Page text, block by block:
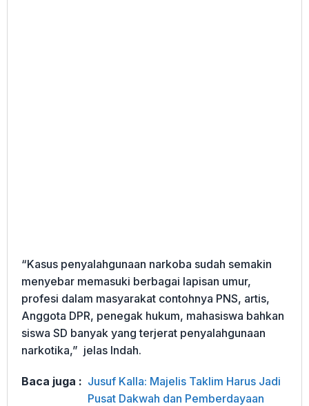
“Kasus penyalahgunaan narkoba sudah semakin
menyebar memasuki berbagai lapisan umur,
profesi dalam masyarakat contohnya PNS, artis,
Anggota DPR, penegak hukum, mahasiswa bahkan
siswa SD banyak yang terjerat penyalahgunaan
narkotika,” jelas Indah.
Baca juga : Jusuf Kalla: Majelis Taklim Harus Jadi
Pusat Dakwah dan Pemberdayaan